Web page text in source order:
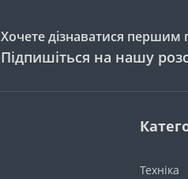
Хочете дізнаватися першим
Підпишіться на нашу
Техніка